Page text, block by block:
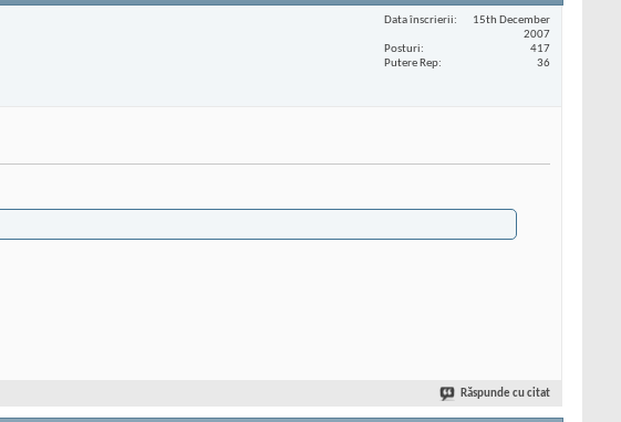
Data înscrierii
15th December
2007
Posturi
417
Putere Rep
36
Răspunde cu citat